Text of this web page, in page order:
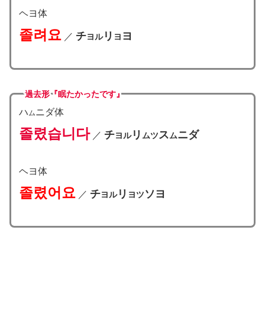
ヘヨ体
졸려요 ／ チヨルリ ヨ ヨ
過去形『眠たかったです』
ハムニダ体
졸렸습니다／ チヨルリ ムツスムニダ
ヘヨ体
졸렸어요 ／ チヨルリ ヨツソヨ